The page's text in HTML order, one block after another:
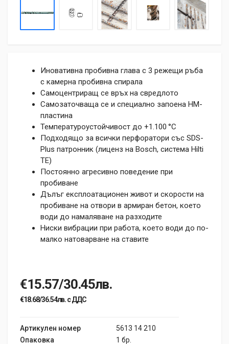
Иновативна пробивна глава с 3 режещи ръба
с камерна пробивна спирала
Самоцентриращ се връх на свредлото
Самозаточваща се и специално запоена НМ-
пластина
Температуроустойчивост до +1.100 °C
Подходящо за всички перфоратори със SDS-
Plus патронник (лиценз на Bosch, система Hilti
TE)
Постоянно агресивно поведение при
пробиване
Дълъг експлоатационен живот и скорости на
пробиване на отвори в армиран бетон, което
води до намаляване на разходите
Ниски вибрации при работа, което води до по-
малко натоварване на ставите
€15.57/30.45лв.
€18.68/36.54лв. с ДДС
Артикулен номер
5613 14 210
Опаковка
1 бр.